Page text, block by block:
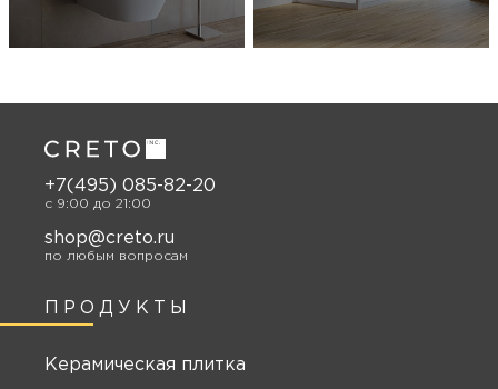
ПРОДУКТЫ
Керамическая плитка
+7(495) 085-82-20
c 9:00 до 21:00
shop@creto.ru
по любым вопросам